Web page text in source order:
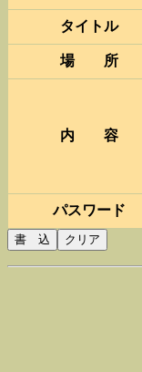
タイトル
場 所
内 容
パスワード